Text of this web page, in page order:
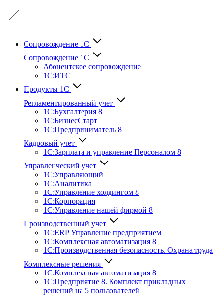
Сопровождение 1С
Сопровождение 1С
Абонентское сопровождение
1С:ИТС
Продукты 1С
Регламентированный учет
1C:Бухгалтерия 8
1С:БизнесСтарт
1C:Предприниматель 8
Кадровый учет
1С:Зарплата и управление Персона­лом 8
Управленческий учет
1С:Управляющий
1С:Аналитика
1С:Управление холдингом 8
1С:Корпорация
1С:Управление нашей фирмой 8
Производственный учет
1С:ERP Управление предприятием
1С:Комплексная автоматизация 8
1С:Производственная безопасность. Охрана труда
Комплексные решения
1С:Комплексная автоматизация 8
1С:Предприятие 8. Комплект прикладных
решений на 5 пользователей